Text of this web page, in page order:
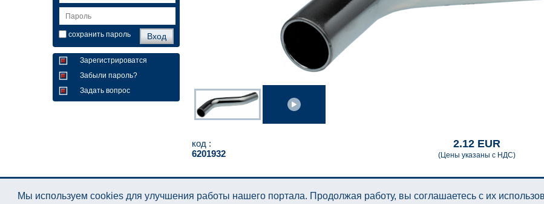
сохранить пароль
Зарегистрироватся
Забыли пароль?
Задать вопрос
код :
6201932
2.12 EUR
(Цены указаны с НДС)
Мы используем cookies для улучшения работы нашего портала. Продолжая работу, вы соглашаетесь с их